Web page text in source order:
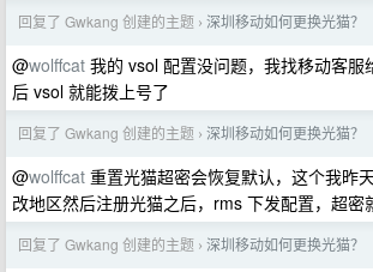
回复了 Gwkang 创建的主题 › 深圳移动如何更换光猫？
@wolffcat 我的 vsol 配置没问题，我找移动客服
后 vsol 就能拨上号了
回复了 Gwkang 创建的主题 › 深圳移动如何更换光猫？
@wolffcat 重置光猫超密会恢复默认，这个我昨
改地区然后注册光猫之后，rms 下发配置，超密
回复了 Gwkang 创建的主题 › 深圳移动如何更换光猫？